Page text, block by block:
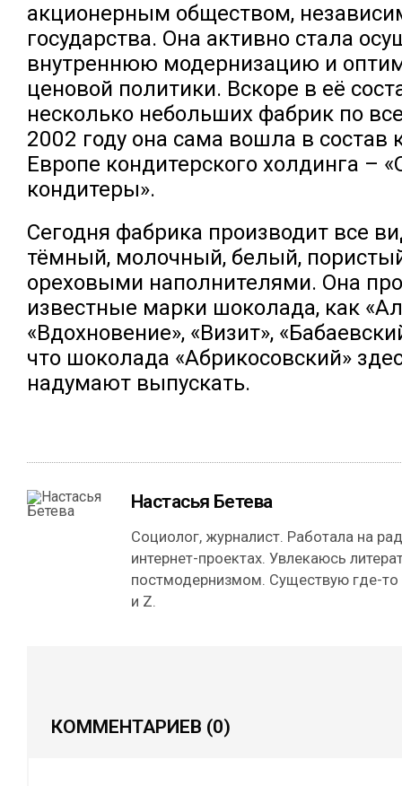
акционерным обществом,
государства. Она активно стала
внутреннюю модернизацию и
ценовой политики. Вскоре в её
несколько небольших фабрик по
2002 году она сама вошла в состав
Европе кондитерского холдинга –
кондитеры».
Сегодня фабрика производит все
тёмный, молочный, белый,
ореховыми наполнителями. Она
известные марки шоколада, как
«Вдохновение», «Визит»,
что шоколада «Абрикосовский»
надумают выпускать.
Настасья Бетева
Социолог, журналист. Работала на
интернет-проектах. Увлекаюсь
постмодернизмом. Существую где-
и Z.
КОММЕНТАРИЕВ (0)